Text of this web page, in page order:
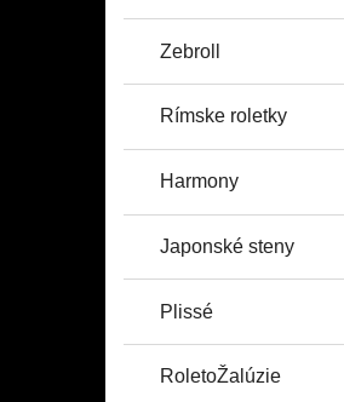
Zebroll
Rímske roletky
Harmony
Japonské steny
Plissé
RoletoŽalúzie